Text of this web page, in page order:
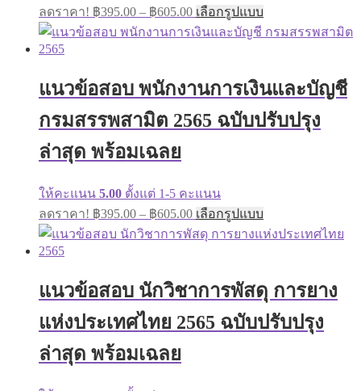
ลดราคา! ฿395.00 – ฿605.00Price
range:
฿395.00
เลือกรูปแบบ
product
has
The
options
may
be
แนวข้อสอบ พนักงานการเงินและบัญชี
กรมสรรพสามิต 2565 ฉบับปรับปรุง
ล่าสุด พร้อมเฉลย
ให้คะแนน 5.00 ตั้งแต่ 1-5 คะแนน
ลดราคา! ฿395.00 – ฿605.00Price
range:
฿395.00
เลือกรูปแบบ
product
has
The
options
may
be
แนวข้อสอบ นักวิชาการพัสดุ การยาง
แห่งประเทศไทย 2565 ฉบับปรับปรุง
ล่าสุด พร้อมเฉลย